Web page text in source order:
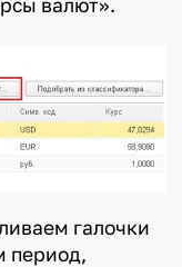
галочки
период,